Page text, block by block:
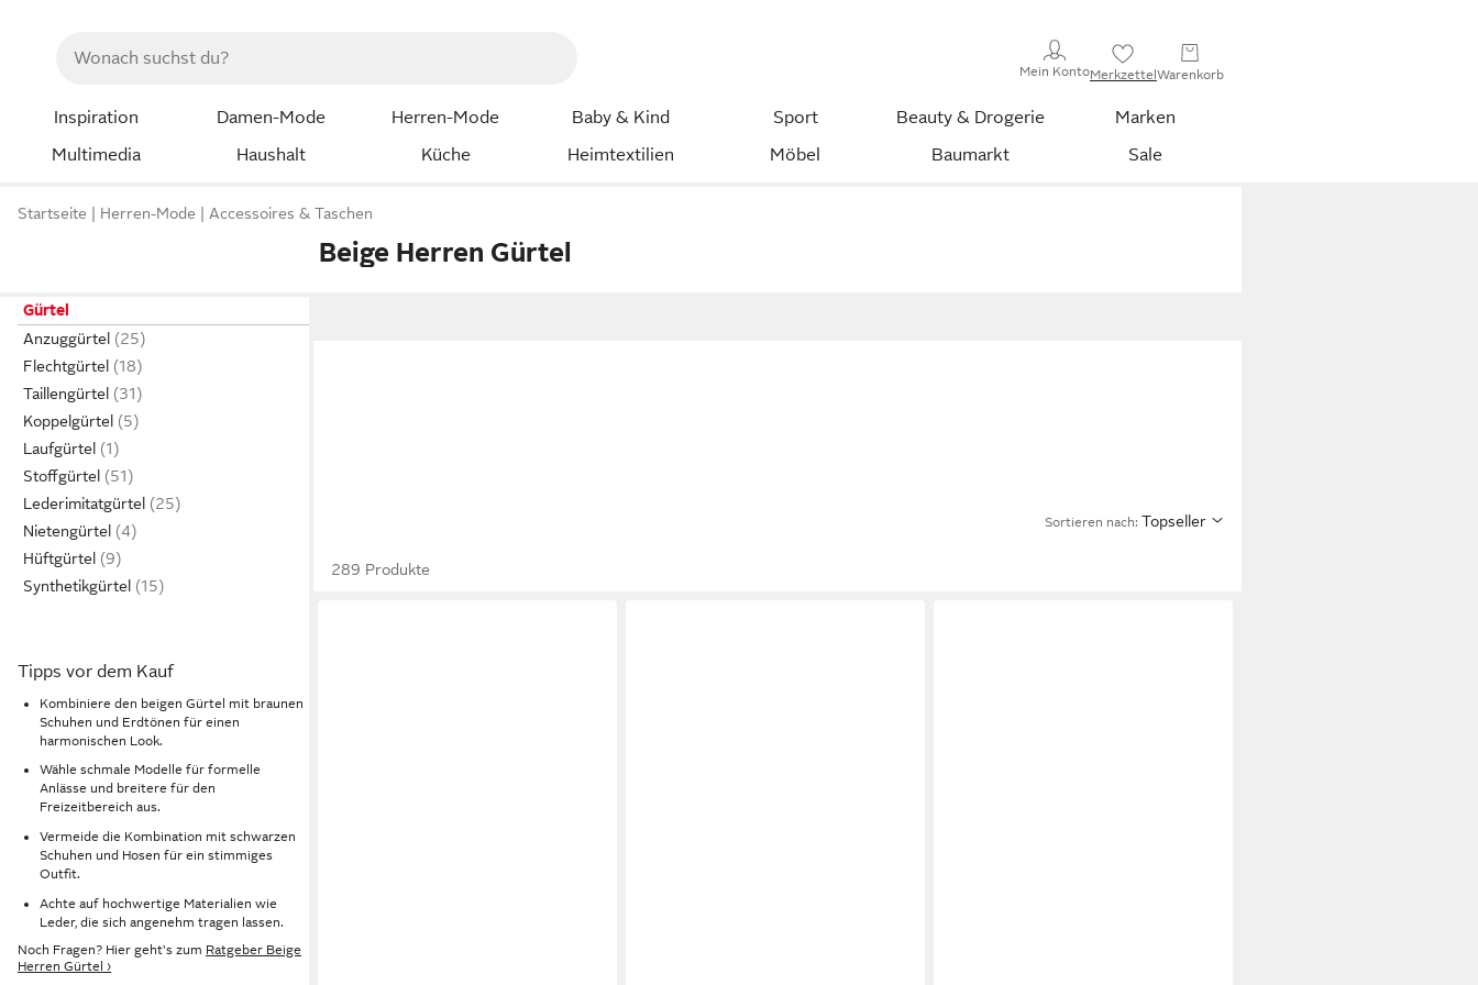
Mein KontoMerkzettelWarenkorb
Inspiration Damen-Mode Herren-Mode Baby & Kind Sport Beauty & Drogerie
Marken
Multimedia
Haushalt Küche Heimtextilien Möbel Baumarkt Sale
Startseite Herren-Mode Accessoires & Taschen
Beige Herren Gürtel
Gürtel
Anzuggürtel
Flechtgürtel
Taillengürtel
Koppelgürtel
Laufgürtel
Stoffgürtel
Lederimitatgürtel
Nietengürtel
Hüftgürtel
Synthetikgürtel
Tipps vor dem Kauf
Kombiniere den beigen Gürtel mit braunen
Schuhen und Erdtönen für einen
harmonischen Look.
Wähle schmale Modelle für formelle
Anlässe und breitere für den
Freizeitbereich aus.
Vermeide die Kombination mit schwarzen
Schuhen und Hosen für ein stimmiges
Outfit.
Achte auf hochwertige Materialien wie
Leder, die sich angenehm tragen lassen.
Noch Fragen? Hier geht's zum Ratgeber Beige
Herren Gürtel ›
Sortieren nach: Topseller
289 Produkte